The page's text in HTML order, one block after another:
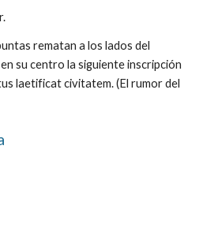
rematan a los lados del
su centro la siguiente inscripción
laetificat civitatem. (El rumor del